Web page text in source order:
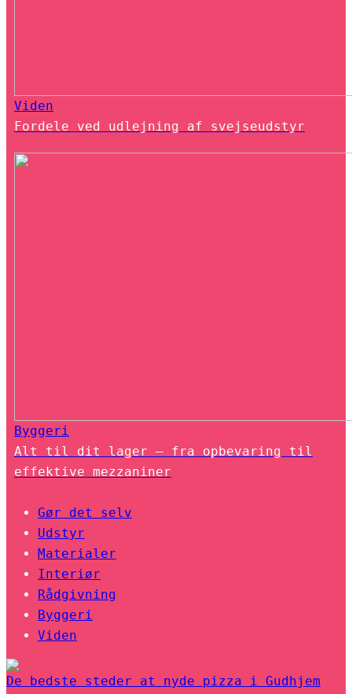
Viden
Fordele ved udlejning af svejseudstyr
Byggeri
Alt til dit lager – fra opbevaring til
effektive mezzaniner
Gør det selv
Udstyr
Materialer
Interiør
Rådgivning
Byggeri
Viden
De bedste steder at nyde pizza i Gudhjem